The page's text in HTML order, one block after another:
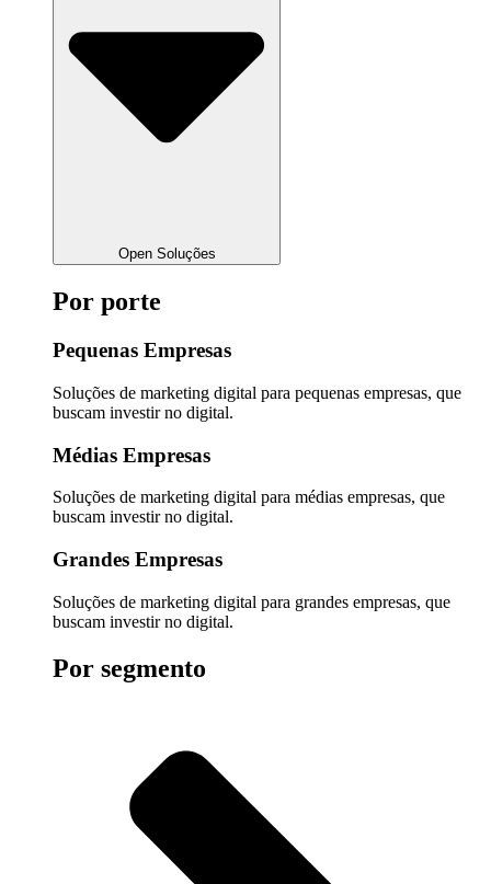
Open Soluções
Por porte
Pequenas Empresas
Soluções de marketing digital para pequenas empresas, que
buscam investir no digital.
Médias Empresas
Soluções de marketing digital para médias empresas, que
buscam investir no digital.
Grandes Empresas
Soluções de marketing digital para grandes empresas, que
buscam investir no digital.
Por segmento